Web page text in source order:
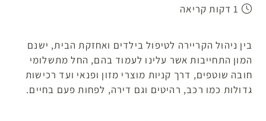
בין ניהול הקריירה לטיפול בילדים ואחזקת הבית, ישנם
המון התחייבות אשר עלינו לעמוד בהם, החל מתשלומי
חובה שוטפים, דרך קניות מוצרי מזון ופנאי ועד רכישות
גדולות כמו רכב, רהיטים וגם דירה, לפחות פעם בחיים.